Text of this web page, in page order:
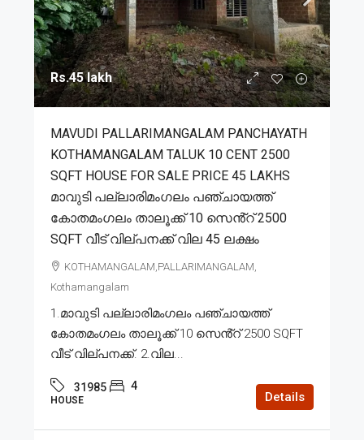
Rs.45 lakh
MAVUDI PALLARIMANGALAM PANCHAYATH
KOTHAMANGALAM TALUK 10 CENT 2500
SQFT HOUSE FOR SALE PRICE 45 LAKHS
മാവുടി പല്ലാരിമംഗലം പഞ്ചായത്ത്
കോതമംഗലം താലൂക്ക് 10 സെൻ്റ് 2500
SQFT വീട് വില്പനക്ക് വില 45 ലക്ഷം
KOTHAMANGALAM,PALLARIMANGALAM,
Kothamangalam
1.മാവുടി പല്ലാരിമംഗലം പഞ്ചായത്ത്
കോതമംഗലം താലൂക്ക് 10 സെൻ്റ് 2500 SQFT
വീട് വില്പനക്ക്. 2.വില...
31985 4
HOUSE Details